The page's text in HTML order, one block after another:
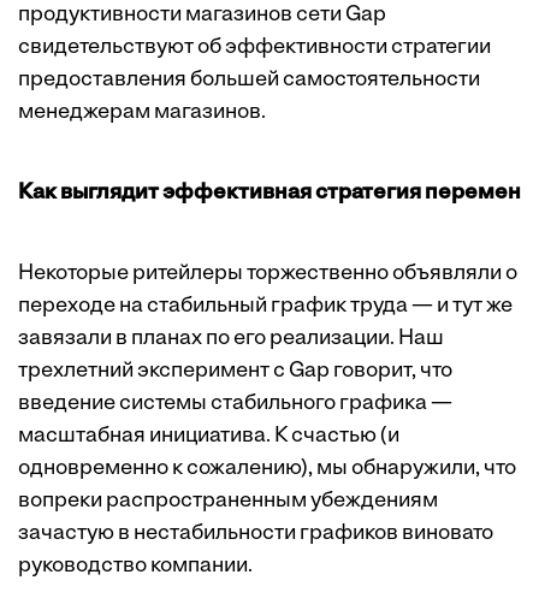
продуктивности магазинов сети Gap
свидетельствуют об эффективности стратегии
предоставления большей самостоятельности
менеджерам магазинов.
Как выглядит эффективная стратегия перемен
Некоторые ритейлеры торжественно объявляли о
переходе на стабильный график труда — и тут же
завязали в планах по его реализации. Наш
трехлетний эксперимент с Gap говорит, что
введение системы стабильного графика —
масштабная инициатива. К счастью (и
одновременно к сожалению), мы обнаружили, что
вопреки распространенным убеждениям
зачастую в нестабильности графиков виновато
руководство компании.